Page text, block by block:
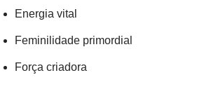
Energia vital
Feminilidade primordial
Força criadora